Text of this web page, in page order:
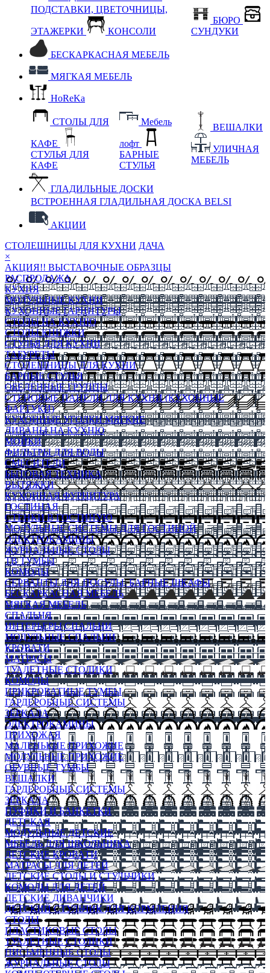
ПОДСТАВКИ, ЦВЕТОЧНИЦЫ,
ЭТАЖЕРКИ КОНСОЛИ
БЮРО
СУНДУКИ
БЕСКАРКАСНАЯ МЕБЕЛЬ
МЯГКАЯ МЕБЕЛЬ
HoReKa
СТОЛЫ ДЛЯ
КАФЕ
СТУЛЬЯ ДЛЯ
КАФЕ
Мебель
лофт
БАРНЫЕ
СТУЛЬЯ
ВЕШАЛКИ
УЛИЧНАЯ
МЕБЕЛЬ
ГЛАДИЛЬНЫЕ ДОСКИ
ВСТРОЕННАЯ ГЛАДИЛЬНАЯ ДОСКА BELSI
АКЦИИ
СТОЛЕШНИЦЫ ДЛЯ КУХНИ ДАЧА
×
АКЦИЯ!! ВЫСТАВОЧНЫЕ ОБРАЗЦЫ
РАСПРОДАЖА
КУХНЯ
МОДУЛЬНЫЕ КУХНИ
КУХОННЫЕ ГАРНИТУРЫ
СТОЛЫ НА КУХНЮ
СТОЛЫ КНИЖКИ
СТУЛЬЯ ДЛЯ КУХНИ
ТАБУРЕТЫ
СТОЛЕШНИЦЫ ДЛЯ КУХНИ
БАРНЫЕ СТУЛЬЯ
ОБЕДЕННЫЕ ГРУППЫ
СТЕНОВЫЕ ПАНЕЛИ ДЛЯ КУХНИ (КУХОННЫЕ
ФАРТУКИ)
КУХОННЫЕ УГОЛКИ МЯГКИЕ
ДИВАНЫ НА КУХНЮ
МОЙКИ
ФИЛЬТРЫ ДЛЯ ВОДЫ
СМЕСИТЕЛИ
БЫТОВАЯ ТЕХНИКА
ВЫТЯЖКИ
КУХОННАЯ ФУРНИТУРА
ГОСТИНАЯ
СТЕНКИ В ГОСТИНУЮ
МОДУЛЬНЫЕ СИСТЕМЫ ДЛЯ ГОСТИНОЙ
ЭЛЕКТРОКАМИНЫ
ЖУРНАЛЬНЫЕ СТОЛЫ
ТВ ТУМБЫ
КОМОДЫ
СЕРВАНТЫ ДЛЯ ПОСУДЫ, БАРНЫЕ ШКАФЫ
БЕСКАРКАСНАЯ МЕБЕЛЬ
МЯГКАЯ МЕБЕЛЬ
СПАЛЬНЯ
ИНТЕРЬЕРЫ СПАЛЬНИ
МОДУЛЬНЫЕ СПАЛЬНИ
КРОВАТИ
МАТРАСЫ
ТУАЛЕТНЫЕ СТОЛИКИ
КОМОДЫ
ПРИКРОВАТНЫЕ ТУМБЫ
ГАРДЕРОБНЫЕ СИСТЕМЫ
ЗЕРКАЛА
ЭЛЕКТРОКАМИНЫ
ПРИХОЖАЯ
МАЛЕНЬКИЕ ПРИХОЖИЕ
МОДУЛЬНЫЕ ПРИХОЖИЕ
ОБУВНЫЕ ТУМБЫ
ВЕШАЛКИ
ГАРДЕРОБНЫЕ СИСТЕМЫ
ЗЕРКАЛА
ПУФИКИ И БАНКЕТКИ
ДЕТСКАЯ
МОДУЛЬНЫЕ ДЕТСКИЕ
МЕБЕЛЬ ДЛЯ ШКОЛЬНИКА
ДЕТСКИЕ КРОВАТИ
МАТРАСЫ ДЛЯ ДЕТЕЙ
ДЕТСКИЕ СТОЛЫ И СТУЛЬЧИКИ
КОМОДЫ ДЛЯ ДЕТЕЙ
ДЕТСКИЕ ДИВАНЧИКИ
ДЕТСКИЙ СТУЛЬЧИК ДЛЯ КОРМЛЕНИЯ
СТОЛЫ
ПЛАСТИКОВЫЕ СТОЛЫ
ТУАЛЕТНЫЕ СТОЛИКИ
ПИСЬМЕННЫЕ СТОЛЫ
ЖУРНАЛЬНЫЕ СТОЛЫ